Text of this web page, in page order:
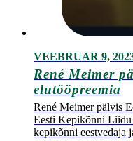
VEEBRUAR 9,
René Meimer
elutööpreemia
René Meimer pälvis
Eesti Kepikõnni Liidu
kepikõnni eestvedaja